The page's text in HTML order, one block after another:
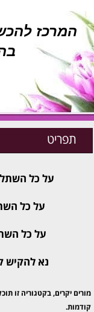
המרכז
תפריט
על כל השתלמות
על כל
על כל השתלמות
נא להקיש
מורים יקרים, בקטגוריה זו
קודמות.